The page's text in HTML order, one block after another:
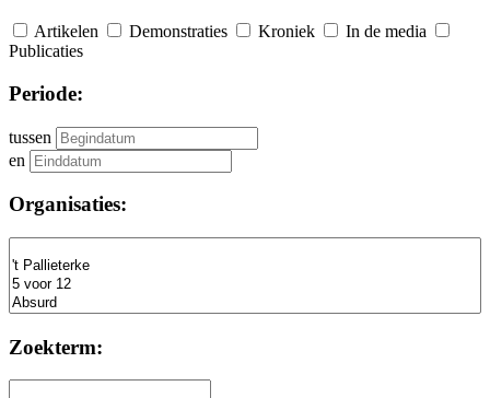
Artikelen Demonstraties Kroniek
In de media
Publicaties
Periode:
tussen
en
Organisaties:
Zoekterm: